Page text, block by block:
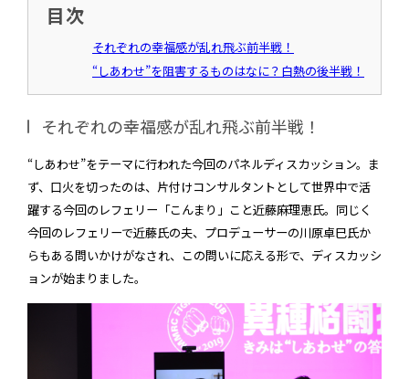
目次
それぞれの幸福感が乱れ飛ぶ前半戦！
“しあわせ”を阻害するものはなに？白熱の後半戦！
それぞれの幸福感が乱れ飛ぶ前半戦！
“しあわせ”をテーマに行われた今回のパネルディスカッション。ま
ず、口火を切ったのは、片付けコンサルタントとして世界中で活
躍する今回のレフェリー「こんまり」こと近藤麻理恵氏。同じく
今回のレフェリーで近藤氏の夫、プロデューサーの川原卓巳氏か
らもある問いかけがなされ、この問いに応える形で、ディスカッシ
ョンが始まりました。